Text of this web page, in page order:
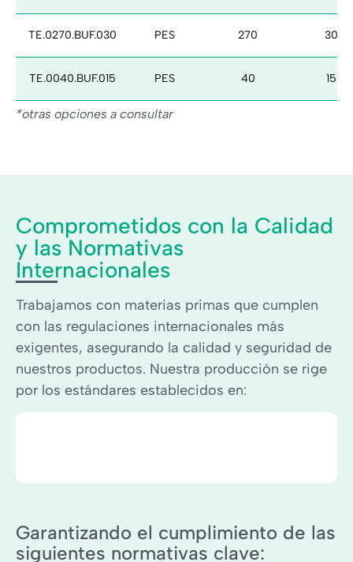
TE.0270.BUF.030 PES 270 30
TE.0040.BUF.015 PES 40 15
*otras opciones a consultar
Comprometidos con la Calidad
y las Normativas
Internacionales
Trabajamos con materias primas que cumplen
con las regulaciones internacionales más
exigentes, asegurando la calidad y seguridad de
nuestros productos. Nuestra producción se rige
por los estándares establecidos en:
Garantizando el cumplimiento de las
siguientes normativas clave: